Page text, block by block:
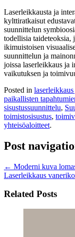
Laserleikkausta ja
kylttiratkaisut
suunnittelun
todellisia taideteoksia,
ikimuistoisen
suunnittelun ja
joissa laserleikkaus ja
vaikutuksen ja
Posted in
paikallisten
sisustussuunnittelu,
toimistosisustus,
yhteisöaloitteet.
Post
← Moderni kuva
Laserleikkaus
Related Posts